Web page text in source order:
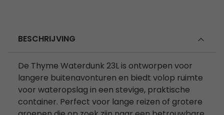
BESCHRIJVING
De Thyme Waterdunk 23L is ontworpen voor
langere buitenavonturen en biedt volop ruimte
voor wateropslag in een stevige, praktische
container. Perfect voor lange reizen of grotere